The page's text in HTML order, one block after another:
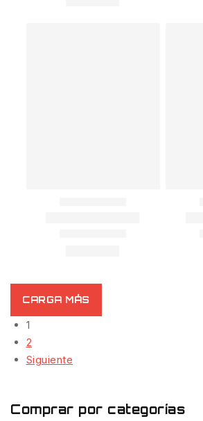
CARGA MÁS
1
2
Siguiente
Comprar por categorías